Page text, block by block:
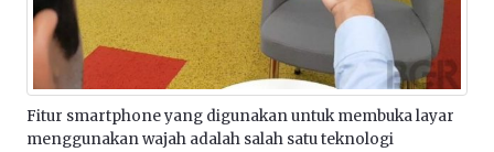
Fitur smartphone yang digunakan untuk membuka layar
menggunakan wajah adalah salah satu teknologi